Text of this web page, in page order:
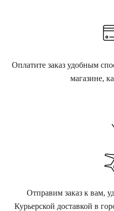
Оплатите заказ удобным
магазине,
Отправим заказ к вам,
Курьерской доставкой в